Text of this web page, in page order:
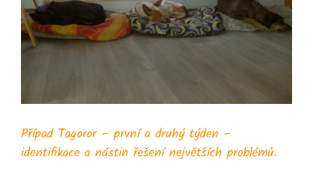
Případ Tagoror – první a druhý týden –
identifikace a nástin řešení největších problémů.